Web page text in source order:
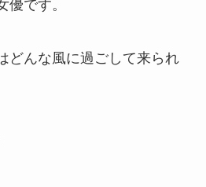
優です。
どんな風に過ごして来られ